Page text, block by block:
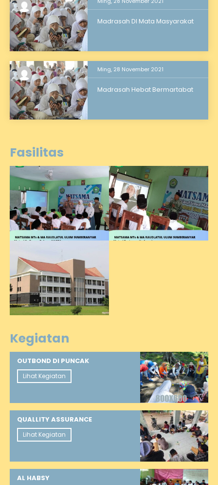
Madrasah DI Mata Masyarakat
Ming, 28 November 2021
Madrasah Hebat Bermartabat
Fasilitas
Kegiatan
OUTBOND DI PUNCAK
Lihat Kegiatan
QUALLITY ASSURANCE
Lihat Kegiatan
AL HABSY